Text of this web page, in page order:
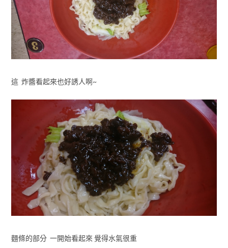
這 炸醬看起來也好誘人啊~
麵條的部分 一開始看起來 覺得水氣很重